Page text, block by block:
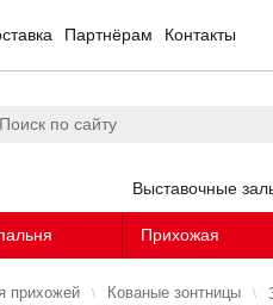
Партнёрам Контакты
Выставочные
Прихожая
прихожей Кованые зонтницы